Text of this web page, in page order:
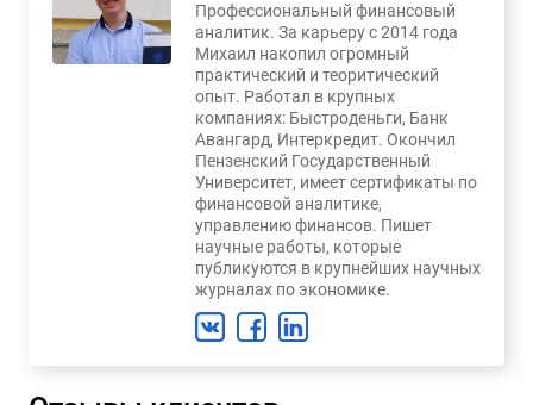
Профессиональный финансовый
аналитик. За карьеру с 2014 года
Михаил накопил огромный
практический и теоритический
опыт. Работал в крупных
компаниях: Быстроденьги, Банк
Авангард, Интеркредит. Окончил
Пензенский Государственный
Университет, имеет сертификаты по
финансовой аналитике,
управлению финансов. Пишет
научные работы, которые
публикуются в крупнейших научных
журналах по экономике.